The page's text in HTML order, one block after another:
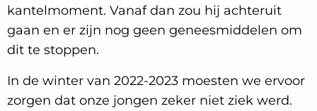
kantelmoment. Vanaf dan zou hij achteruit
gaan en er zijn nog geen geneesmiddelen om
dit te stoppen.
In de winter van 2022-2023 moesten we ervoor
zorgen dat onze jongen zeker niet ziek werd.